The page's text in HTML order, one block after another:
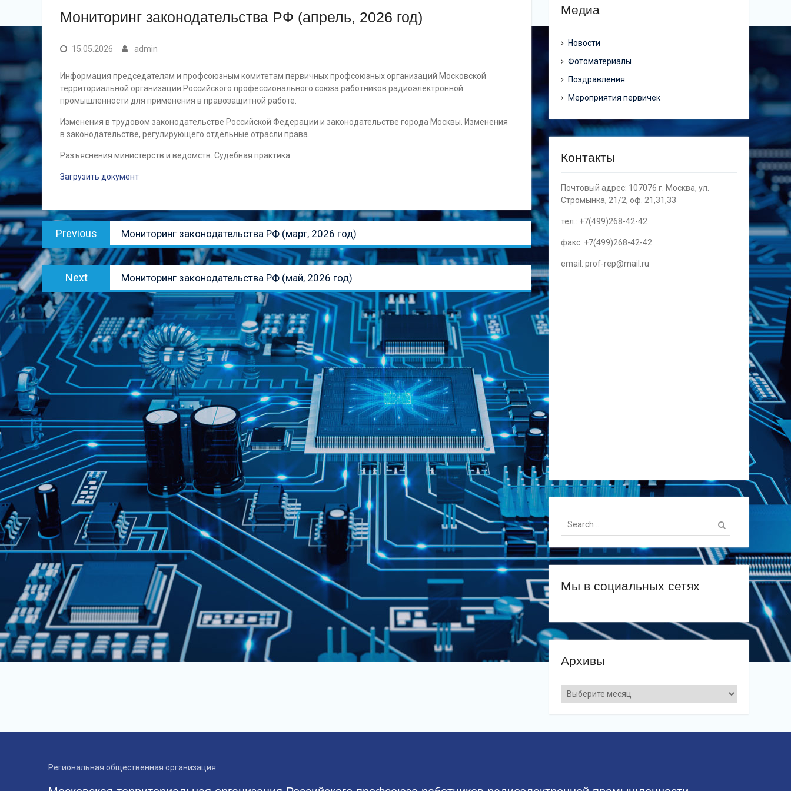
Мониторинг законодательства РФ (апрель, 2026 год)
15.05.2026 admin
Информация председателям и профсоюзным комитетам первичных профсоюзных организаций Московской
территориальной организации Российского профессионального союза работников радиоэлектронной
промышленности для применения в правозащитной работе.
Изменения в трудовом законодательстве Российской Федерации и законодательстве города Москвы. Изменения
в законодательстве, регулирующего отдельные отрасли права.
Разъяснения министерств и ведомств. Судебная практика.
Загрузить документ
Навигация
записям
Previous
Previous
post:
Мониторинг законодательства РФ (март, 2026 год)
Next
Next
post:
Мониторинг законодательства РФ (май, 2026 год)
Медиа
Новости
Фотоматериалы
Поздравления
Мероприятия первичек
Контакты
Почтовый адрес: 107076 г. Москва, ул.
Стромынка, 21/2, оф. 21,31,33
тел.: +7(499)268-42-42
факс: +7(499)268-42-42
email: prof-rep@mail.ru
Search
for:
Мы в социальных сетях
Архивы
Архивы
Региональная общественная организация